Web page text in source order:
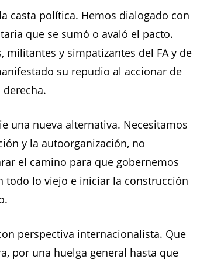
casta política. Hemos dialogado con
que se sumó o avaló el pacto.
militantes y simpatizantes del FA y de
su repudio al accionar de
una nueva alternativa. Necesitamos
y la autoorganización, no
el camino para que gobernemos
todo lo viejo e iniciar la construcción
perspectiva internacionalista. Que
por una huelga general hasta que